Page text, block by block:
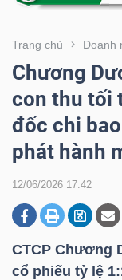
Trang chủ Doanh
Chương
con thu tối
đốc chi
phát hành
12/06/2026 17:42
CTCP Chương
cổ phiếu tỷ lệ
VIETSTOCK
CHỨNG
KHOÁN
NGHIỆP